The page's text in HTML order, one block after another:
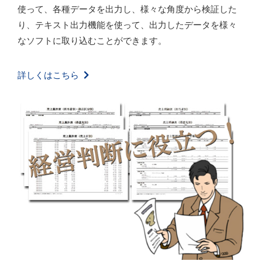
使って、各種データを出力し、様々な角度から検証した
り、テキスト出力機能を使って、出力したデータを様々
なソフトに取り込むことができます。
詳しくはこちら